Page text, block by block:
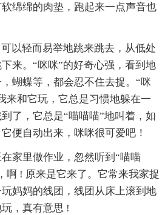
绵绵的肉垫，跑起来一点声音也
以轻而易举地跳来跳去，从低处
来。“咪咪”的好奇心强，看到地
，蝴蝶等，都会忍不住去捉。“咪
来和它玩，它总是习惯地躲在一
了，它总是“喵喵喵”地叫着，如
便自动出来，咪咪很可爱吧！
家里做作业，忽然听到“喵喵
啊 ! 原来是它来了。它常来我家捉
妈妈的线团，线团从床上滚到地
，真有意思 !